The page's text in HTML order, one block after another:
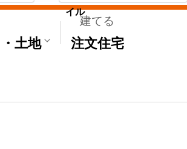
土地
建てる
注文住宅
イル